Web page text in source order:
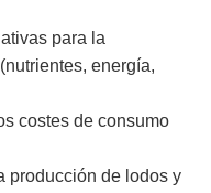
para la
energía,
costes de consumo
producción de lodos y